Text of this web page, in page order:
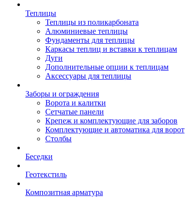
Теплицы
Теплицы из поликарбоната
Алюминиевые теплицы
Фундаменты для теплицы
Каркасы теплиц и вставки к теплицам
Дуги
Дополнительные опции к теплицам
Аксессуары для теплицы
Заборы и ограждения
Ворота и калитки
Сетчатые панели
Крепеж и комплектующие для заборов
Комплектующие и автоматика для ворот
Столбы
Беседки
Геотекстиль
Композитная арматура